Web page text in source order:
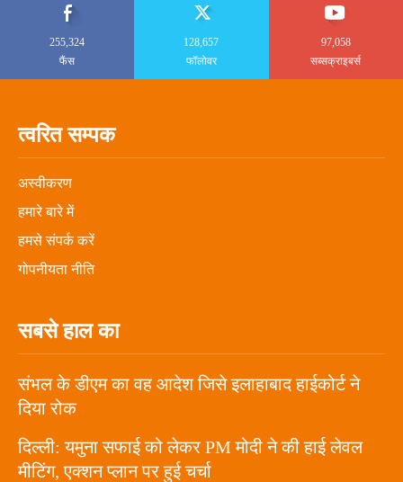
255,324
फैंस
128,657
फॉलोवर
97,058
सब्सक्राइबर्स
त्वरित सम्पक
अस्वीकरण
हमारे बारे में
हमसे संपर्क करें
गोपनीयता नीति
सबसे हाल का
संभल के डीएम का वह आदेश जिसे इलाहाबाद हाईकोर्ट ने
दिया रोक
दिल्ली: यमुना सफाई को लेकर PM मोदी ने की हाई लेवल
मीटिंग, एक्शन प्लान पर हुई चर्चा